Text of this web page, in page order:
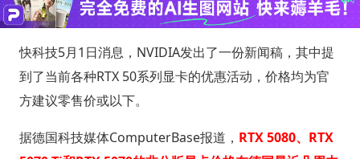
快科技5月1日消息，NVIDIA发出了一份新闻稿，其中提
到了当前各种RTX 50系列显卡的优惠活动，价格均为官
方建议零售价或以下。
据德国科技媒体ComputerBase报道， RTX 5080、RTX